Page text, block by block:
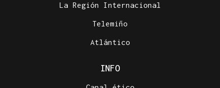
La Región Internacional
Telemiño
Atlántico
INFO